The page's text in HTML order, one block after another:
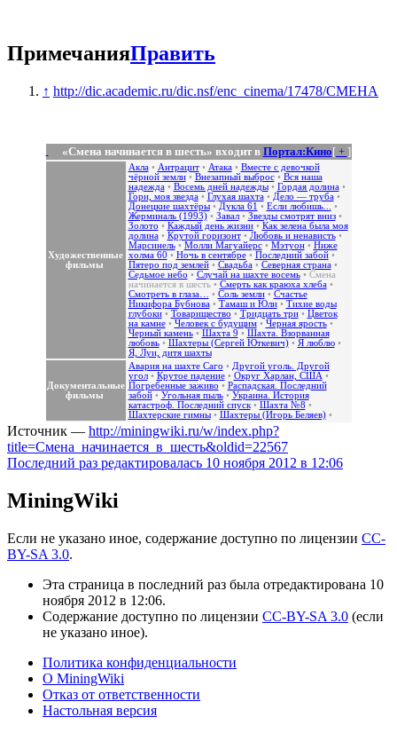
ПримечанияПравить
↑ http://dic.academic.ru/dic.nsf/enc_cinema/17478/СМЕНА
[+ ]
«Смена начинается в шесть» входит в Портал:Кино
Художественные
фильмы
Акла• Антрацит• Атака• Вместе с девочкой
чёрной земли• Внезапный выброс• Вся наша
надежда• Восемь дней надежды• Гордая долина•
Гори, моя звезда• Глухая шахта• Дело — труба•
Донецкие шахтёры• Дукла 61 • Если любишь... •
Жерминаль (1993)• Завал• Звезды смотрят вниз•
Золото • Каждый день жизни• Как зелена была моя
долина• Крутой горизонт• Любовь и ненависть•
Марсинель• Молли Магуайерс• Мэтуон• Ниже
холма 60 • Ночь в сентябре• Последний забой•
Пятеро под землей• Свадьба• Северная страна•
Седьмое небо • Случай на шахте восемь• Смена
начинается в шесть• Смерть как краюха хлеба•
Смотреть в глаза… • Соль земли• Счастье
Никифора Бубнова• Тамаш и Юли• Тихие воды
глубоки• Товарищество • Тридцать три• Цветок
на камне• Человек с будущим• Черная ярость•
Черный камень• Шахта 9 • Шахта. Взорванная
любовь• Шахтеры (Сергей Юткевич)• Я люблю•
Я, Луи, дитя шахты
Документальные
фильмы
Авария на шахте Саго • Другой уголь. Другой
угол• Крутое падение• Округ Харлан, США•
Погребенные заживо • Распадская. Последний
забой• Угольная пыль• Украина. История
катастроф. Последний спуск• Шахта №8 •
Шахтерские гимны• Шахтеры (Игорь Беляев)•
Источник — http://miningwiki.ru/w/index.php?
title=Смена_начинается_в_шесть&oldid=22567
Последний раз редактировалась 10 ноября 2012 в 12:06
MiningWiki
Если не указано иное, содержание доступно по лицензии CC-
BY-SA 3.0.
Эта страница в последний раз была отредактирована 10
ноября 2012 в 12:06.
Содержание доступно по лицензии CC-BY-SA 3.0 (если
не указано иное).
Политика конфиденциальности
О MiningWiki
Отказ от ответственности
Настольная версия